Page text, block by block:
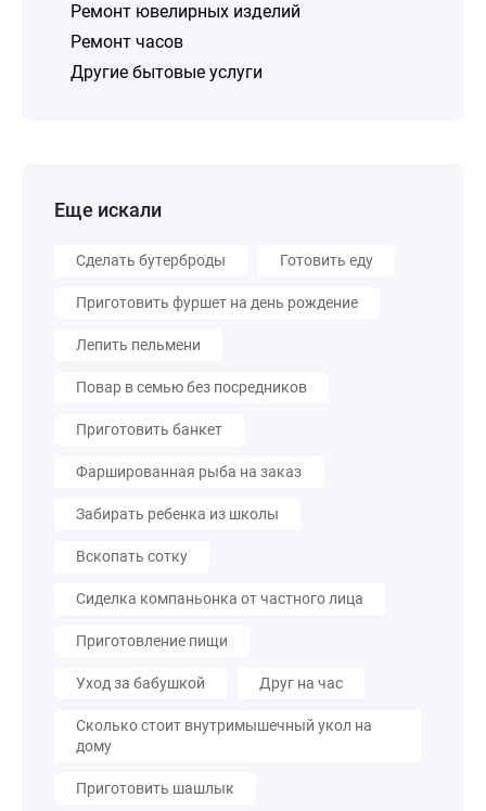
Ремонт ювелирных изделий
Ремонт часов
Другие бытовые услуги
Еще искали
Сделать бутерброды Готовить еду
Приготовить фуршет на день рождение
Лепить пельмени
Повар в семью без посредников
Приготовить банкет
Фаршированная рыба на заказ
Забирать ребенка из школы
Вскопать сотку
Сиделка компаньонка от частного лица
Приготовление пищи
Уход за бабушкой Друг на час
Сколько стоит внутримышечный укол на
дому
Приготовить шашлык